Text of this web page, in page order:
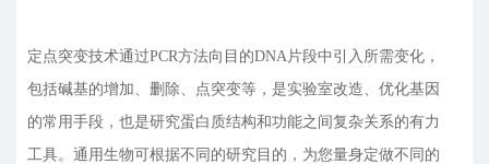
定点突变技术通过PCR方法向目的DNA片段中引入所需变化，
包括碱基的增加、删除、点突变等，是实验室改造、优化基因
的常用手段，也是研究蛋白质结构和功能之间复杂关系的有力
工具。通用生物可根据不同的研究目的，为您量身定做不同的